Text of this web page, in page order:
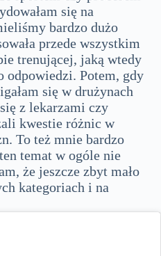
się na
bardzo dużo
przede wszystkim
trenującej, jaką wtedy
odpowiedzi. Potem, gdy
się w drużynach
z lekarzami czy
kwestie różnic w
To też mnie bardzo
temat w ogóle nie
że jeszcze zbyt mało
kategoriach i na